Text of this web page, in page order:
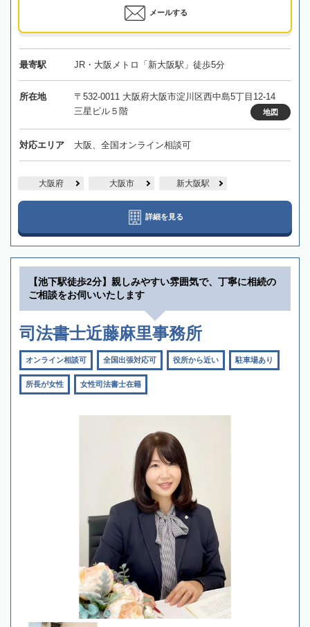
メールする
最寄駅 JR・大阪メトロ「新大阪駅」徒歩5分
所在地
〒532-0011 大阪府大阪市淀川区西中島5丁目12-14
三星ビル５階
地図
対応エリア 大阪、全国オンライン相談可
大阪府 大阪市 新大阪駅
詳細を見る
【池下駅徒歩2分】親しみやすい雰囲気で、丁寧に相続の
ご相談をお伺いいたします
司法書士近藤麻里事務所
オンライン相談可 全国出張対応可 役所から近い 駐車場あり
所長が女性 女性司法書士在籍